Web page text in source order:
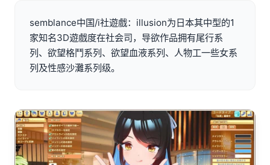
semblance中国/i社遊戲：illusion为日本其中型的1
家知名3D遊戲度在社会司，导欲作品拥有尾行系
列、欲望格鬥系列、欲望血液系列、人物工一些女系
列及性感沙灘系列级。